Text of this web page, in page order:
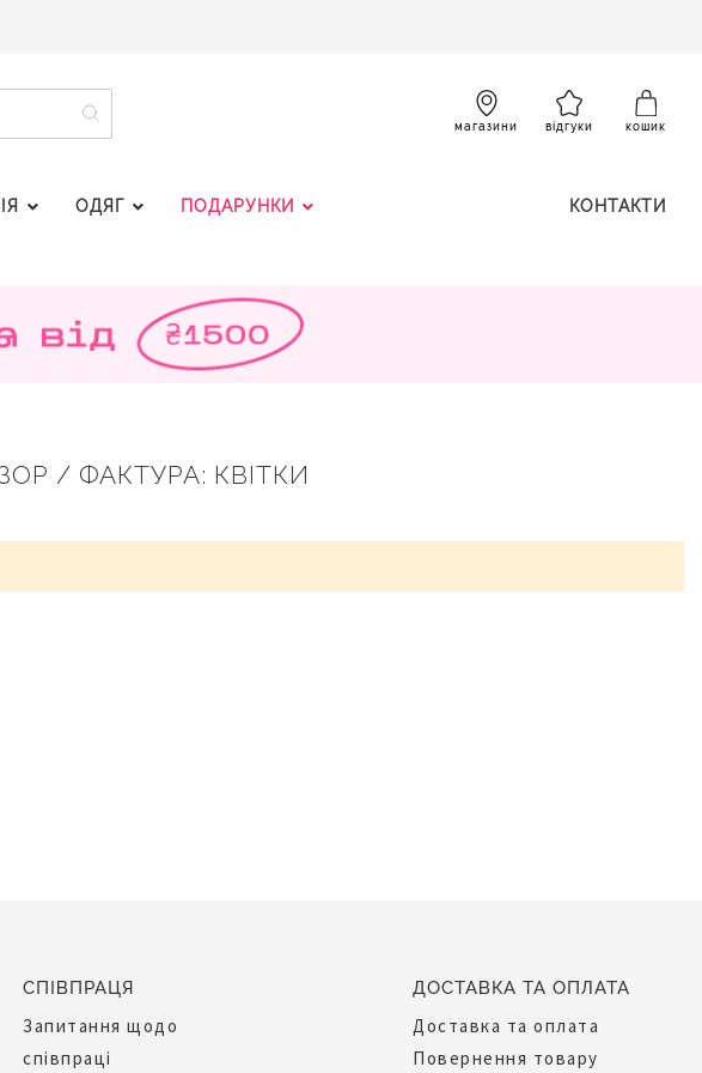
ПОШУК
магазини відгуки кошик
ОДЯГ ПОДАРУНКИ КОНТАКТИ
/ ФАКТУРА: КВІТКИ
СПІВПРАЦЯ
Запитання щодо
співпраці
ДОСТАВКА ТА ОПЛАТА
Доставка та оплата
Повернення товару